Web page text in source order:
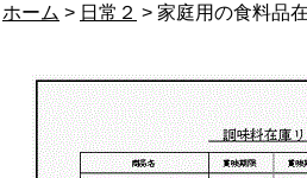
ホーム > 日常２ > 家庭用の食料品